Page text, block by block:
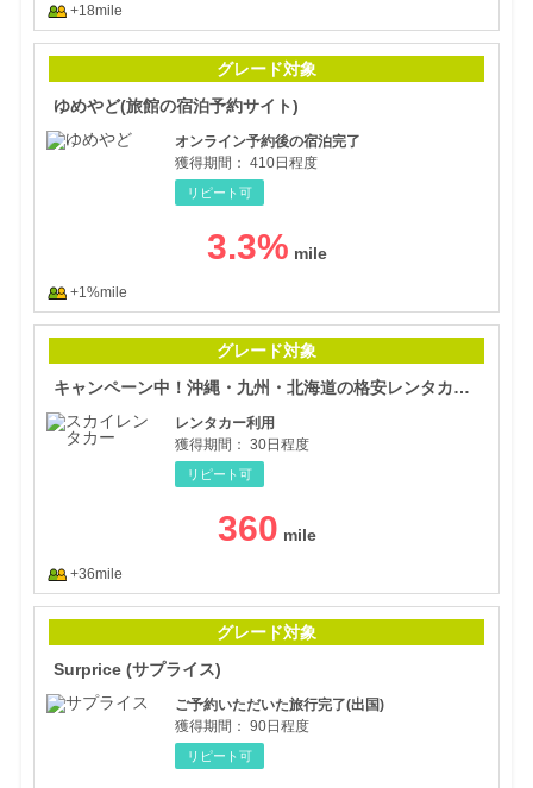
+18mile
グレード対象
ゆめやど(旅館の宿泊予約サイト)
オンライン予約後の宿泊完了
獲得期間： 410日程度
リピート可
3.3%
+1%mile
グレード対象
キャンペーン中！沖縄・九州・北海道の格安レンタカー【スカイレンタカー】予約
レンタカー利用
獲得期間： 30日程度
リピート可
360
+36mile
グレード対象
Surprice (サプライス)
ご予約いただいた旅行完了(出国)
獲得期間： 90日程度
リピート可